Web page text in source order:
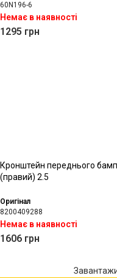
60N196-6
Немає в наявності
1295 грн
Кронштейн переднього
(правий) 2.5
Оригінал
8200409288
Немає в наявності
1606 грн